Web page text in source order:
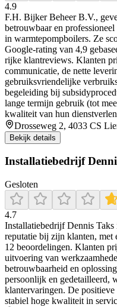
4.9
F.H. Bijker Beheer B.V.,
betrouwbaar en
in warmtepompboilers. Ze
Google-rating van 4,9
rijke klantreviews. Klanten
communicatie, de nette
gebruiksvriendelijke
begeleiding bij
lange termijn gebruik (tot
kwaliteit van hun
Drosseweg 2, 4033 CS
Bekijk details
Installatiebedrijf
Gesloten
4.7
Installatiebedrijf Dennis Taks
reputatie bij zijn klanten, met
12 beoordelingen. Klanten
uitvoering van
betrouwbaarheid en
persoonlijk en gedetailleerd,
klantervaringen. De
stabiel hoge kwaliteit in